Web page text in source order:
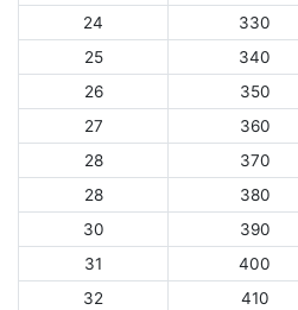
24
330
25
340
26
350
27
360
28
370
28
380
30
390
31
400
32
410